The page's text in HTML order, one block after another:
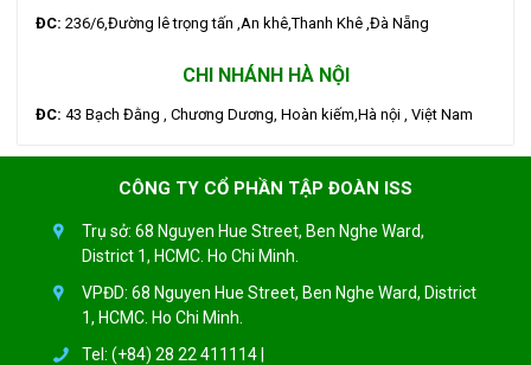
ĐC: 236/6,Đường lê trọng tấn ,An khê,Thanh Khê ,Đà Nẵng
CHI NHÁNH HÀ NỘI
ĐC: 43 Bạch Đằng , Chương Dương, Hoàn kiếm,Hà nội , Việt Nam
CÔNG TY CỔ PHẦN TẬP ĐOÀN ISS
Trụ sở: 68 Nguyen Hue Street, Ben Nghe Ward,
District 1, HCMC. Ho Chi Minh.
VPĐD: 68 Nguyen Hue Street, Ben Nghe Ward, District
1, HCMC. Ho Chi Minh.
Tel: (+84) 28 22 411114 |